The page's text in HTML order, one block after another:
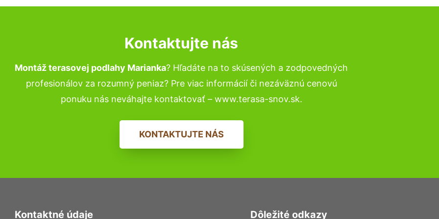
Kontaktujte nás
Montáž terasovej podlahy Marianka? Hľadáte na to skúsených a zodpovedných
profesionálov za rozumný peniaz? Pre viac informácií či nezáväznú cenovú
ponuku nás neváhajte kontaktovať – www.terasa-snov.sk.
KONTAKTUJTE NÁS
Kontaktné údaje Dôležité odkazy